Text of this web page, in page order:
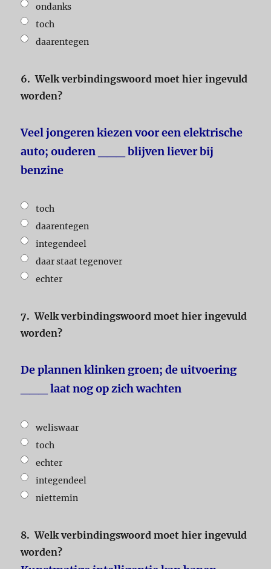
ondanks
toch
daarentegen
6. Welk verbindingswoord moet hier ingevuld
worden?
Veel jongeren kiezen voor een elektrische
auto; ouderen ___ blijven liever bij
benzine
toch
daarentegen
integendeel
daar staat tegenover
echter
7. Welk verbindingswoord moet hier ingevuld
worden?
De plannen klinken groen; de uitvoering
___ laat nog op zich wachten
weliswaar
toch
echter
integendeel
niettemin
8. Welk verbindingswoord moet hier ingevuld
worden?